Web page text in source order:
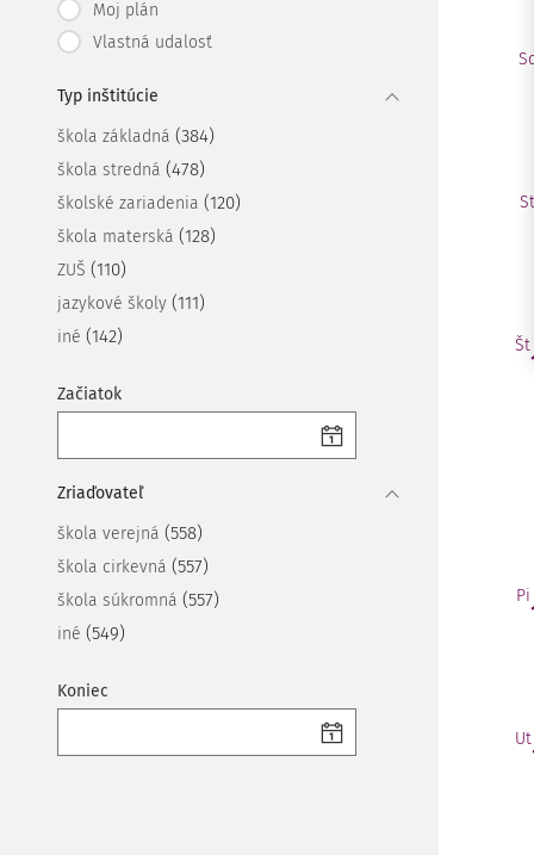
Moj plán
Vlastná udalosť
Typ inštitúcie
škola základná (384)
škola stredná (478)
školské zariadenia (120)
škola materská (128)
ZUŠ (110)
jazykové školy (111)
iné (142)
Začiatok
Zriaďovateľ
škola verejná (558)
škola cirkevná (557)
škola súkromná (557)
iné (549)
Koniec
So
St
Št
Pi
Ut